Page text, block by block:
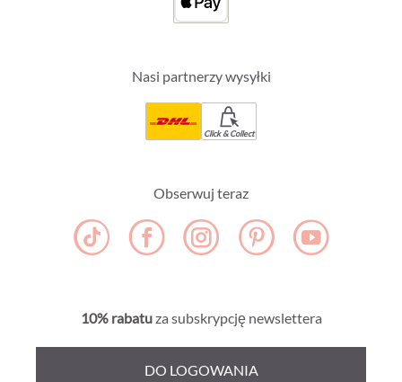
Nasi partnerzy wysyłki
Click & Collect
Obserwuj teraz
10% rabatuza subskrypcję newslettera
DO LOGOWANIA